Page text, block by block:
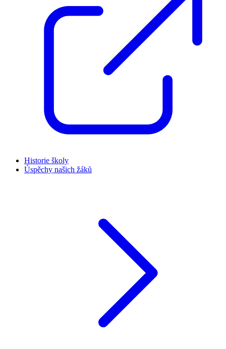
Historie školy
Úspěchy našich žáků